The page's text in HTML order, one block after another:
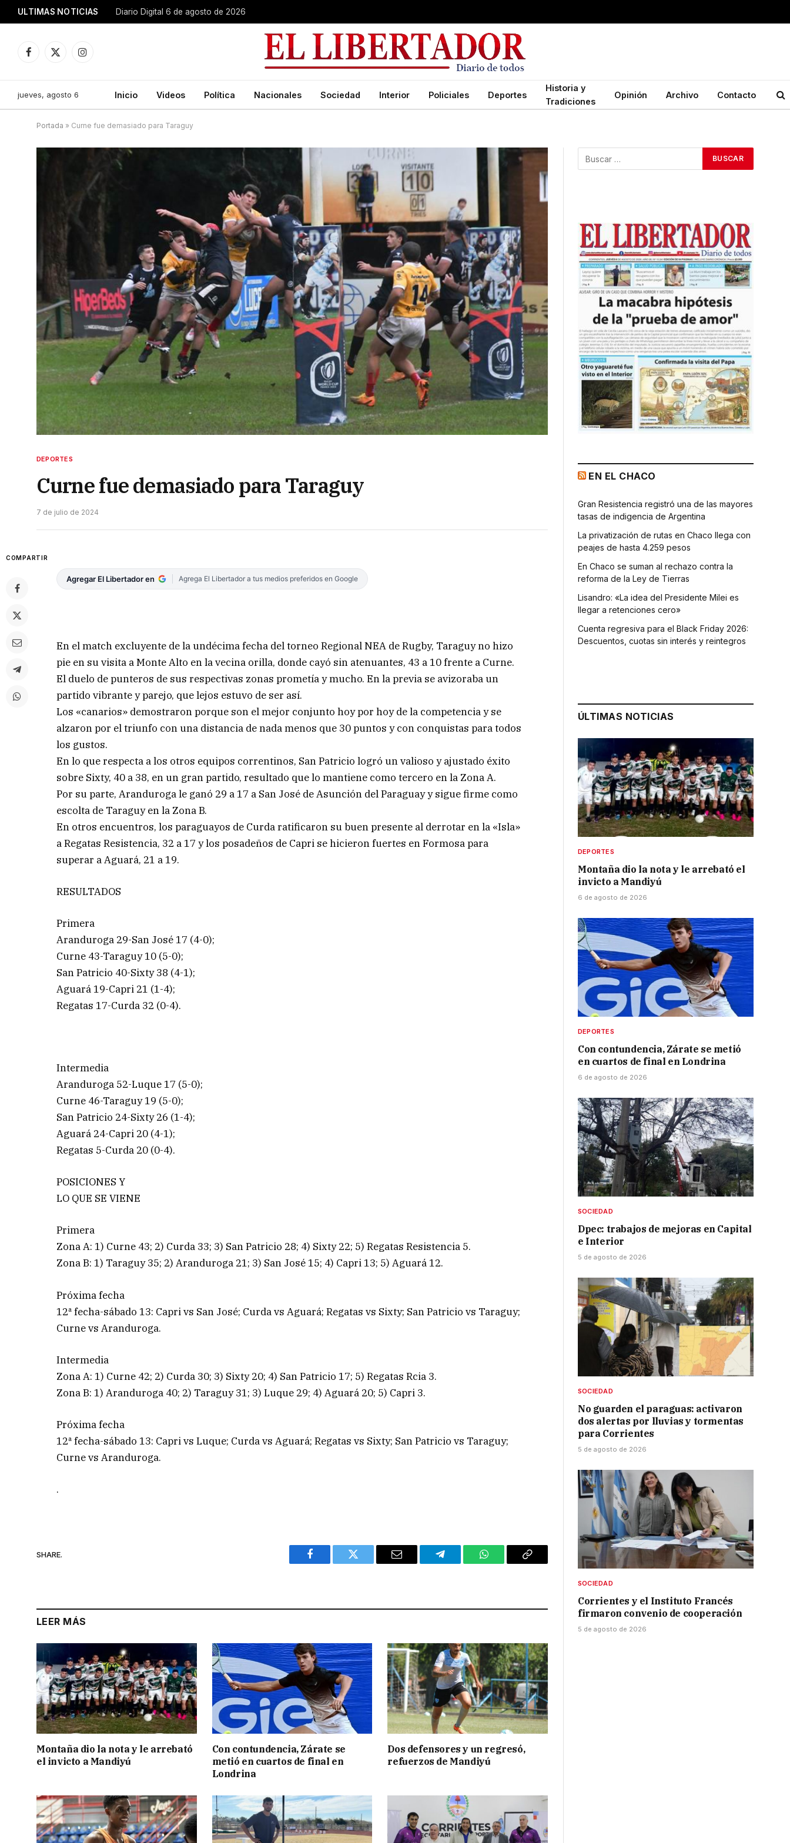
ULTIMAS NOTICIAS Diario Digital 6 de agosto de 2026
Facebook
X
Instagram
jueves, agosto 6 Inicio Videos Política Nacionales Sociedad Interior Policiales Deportes
Historia y
Tradiciones
Opinión Archivo Contacto
Portada » Curne fue demasiado para Taraguy
DEPORTES
Curne fue demasiado para Taraguy
7 de julio de 2024
COMPARTIR
Agregar El Libertador en Agrega El Libertador a tus medios preferidos en Google
En el match excluyente de la undécima fecha del torneo Regional NEA de Rugby, Taraguy no hizo
pie en su visita a Monte Alto en la vecina orilla, donde cayó sin atenuantes, 43 a 10 frente a Curne.
El duelo de punteros de sus respectivas zonas prometía y mucho. En la previa se avizoraba un
partido vibrante y parejo, que lejos estuvo de ser así.
Los «canarios» demostraron porque son el mejor conjunto hoy por hoy de la competencia y se
alzaron por el triunfo con una distancia de nada menos que 30 puntos y con conquistas para todos
los gustos.
En lo que respecta a los otros equipos correntinos, San Patricio logró un valioso y ajustado éxito
sobre Sixty, 40 a 38, en un gran partido, resultado que lo mantiene como tercero en la Zona A.
Por su parte, Aranduroga le ganó 29 a 17 a San José de Asunción del Paraguay y sigue firme como
escolta de Taraguy en la Zona B.
En otros encuentros, los paraguayos de Curda ratificaron su buen presente al derrotar en la «Isla»
a Regatas Resistencia, 32 a 17 y los posadeños de Capri se hicieron fuertes en Formosa para
superar a Aguará, 21 a 19.
RESULTADOS
Primera
Aranduroga 29-San José 17 (4-0);
Curne 43-Taraguy 10 (5-0);
San Patricio 40-Sixty 38 (4-1);
Aguará 19-Capri 21 (1-4);
Regatas 17-Curda 32 (0-4).
Intermedia
Aranduroga 52-Luque 17 (5-0);
Curne 46-Taraguy 19 (5-0);
San Patricio 24-Sixty 26 (1-4);
Aguará 24-Capri 20 (4-1);
Regatas 5-Curda 20 (0-4).
POSICIONES Y
LO QUE SE VIENE
Primera
Zona A: 1) Curne 43; 2) Curda 33; 3) San Patricio 28; 4) Sixty 22; 5) Regatas Resistencia 5.
Zona B: 1) Taraguy 35; 2) Aranduroga 21; 3) San José 15; 4) Capri 13; 5) Aguará 12.
Próxima fecha
12ª fecha-sábado 13: Capri vs San José; Curda vs Aguará; Regatas vs Sixty; San Patricio vs Taraguy;
Curne vs Aranduroga.
Intermedia
Zona A: 1) Curne 42; 2) Curda 30; 3) Sixty 20; 4) San Patricio 17; 5) Regatas Rcia 3.
Zona B: 1) Aranduroga 40; 2) Taraguy 31; 3) Luque 29; 4) Aguará 20; 5) Capri 3.
Próxima fecha
12ª fecha-sábado 13: Capri vs Luque; Curda vs Aguará; Regatas vs Sixty; San Patricio vs Taraguy;
Curne vs Aranduroga.
.
SHARE.
Facebook Twitter Email Telegram WhatsAppCopy
LEER MÁS
Montaña dio la nota y le arrebató
el invicto a Mandiyú
Con contundencia, Zárate se
metió en cuartos de final en
Londrina
Dos defensores y un regresó,
refuerzos de Mandiyú
EN EL CHACO
Gran Resistencia registró una de las mayores
tasas de indigencia de Argentina
La privatización de rutas en Chaco llega con
peajes de hasta 4.259 pesos
En Chaco se suman al rechazo contra la
reforma de la Ley de Tierras
Lisandro: «La idea del Presidente Milei es
llegar a retenciones cero»
Cuenta regresiva para el Black Friday 2026:
Descuentos, cuotas sin interés y reintegros
ÚLTIMAS NOTICIAS
DEPORTES
Montaña dio la nota y le arrebató el
invicto a Mandiyú
6 de agosto de 2026
DEPORTES
Con contundencia, Zárate se metió
en cuartos de final en Londrina
6 de agosto de 2026
SOCIEDAD
Dpec: trabajos de mejoras en Capital
e Interior
5 de agosto de 2026
SOCIEDAD
No guarden el paraguas: activaron
dos alertas por lluvias y tormentas
para Corrientes
5 de agosto de 2026
SOCIEDAD
Corrientes y el Instituto Francés
firmaron convenio de cooperación
5 de agosto de 2026